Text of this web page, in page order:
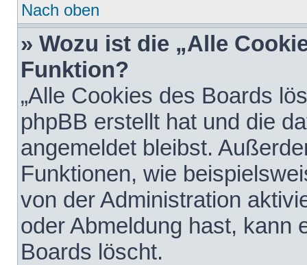
Nach oben
» Wozu ist die „Alle
Funktion?
„Alle Cookies des Boards
phpBB erstellt hat und die
angemeldet bleibst.
Funktionen, wie
von der Administration
oder Abmeldung hast, kann
Boards löscht.